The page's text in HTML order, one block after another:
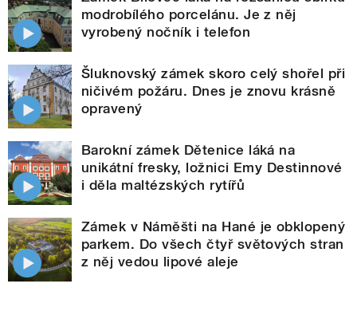
modrobílého porcelánu. Je z něj
vyrobený nočník i telefon
Šluknovský zámek skoro celý shořel při
ničivém požáru. Dnes je znovu krásně
opravený
Barokní zámek Dětenice láká na
unikátní fresky, ložnici Emy Destinnové
i děla maltézských rytířů
Zámek v Náměšti na Hané je obklopený
parkem. Do všech čtyř světových stran
z něj vedou lipové aleje